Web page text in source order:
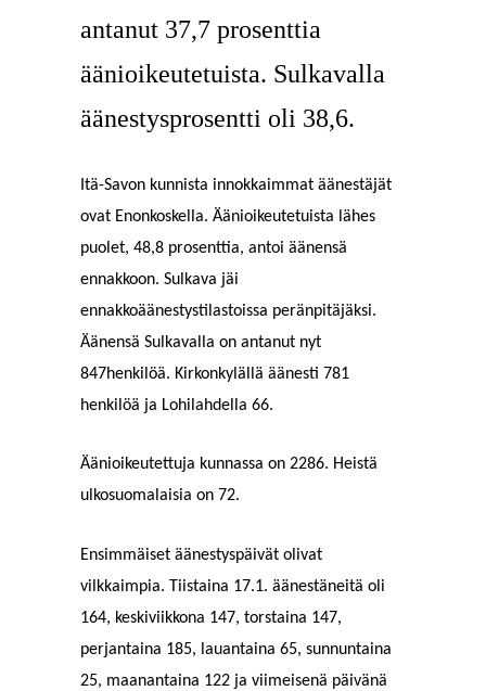
antanut 37,7 prosenttia
äänioikeutetuista. Sulkavalla
äänestysprosentti oli 38,6.
Itä-Savon kunnista innokkaimmat äänestäjät
ovat Enonkoskella. Äänioikeutetuista lähes
puolet, 48,8 prosenttia, antoi äänensä
ennakkoon. Sulkava jäi
ennakkoäänestystilastoissa peränpitäjäksi.
Äänensä Sulkavalla on antanut nyt
847henkilöä. Kirkonkylällä äänesti 781
henkilöä ja Lohilahdella 66.
Äänioikeutettuja kunnassa on 2286. Heistä
ulkosuomalaisia on 72.
Ensimmäiset äänestyspäivät olivat
vilkkaimpia. Tiistaina 17.1. äänestäneitä oli
164, keskiviikkona 147, torstaina 147,
perjantaina 185, lauantaina 65, sunnuntaina
25, maanantaina 122 ja viimeisenä päivänä